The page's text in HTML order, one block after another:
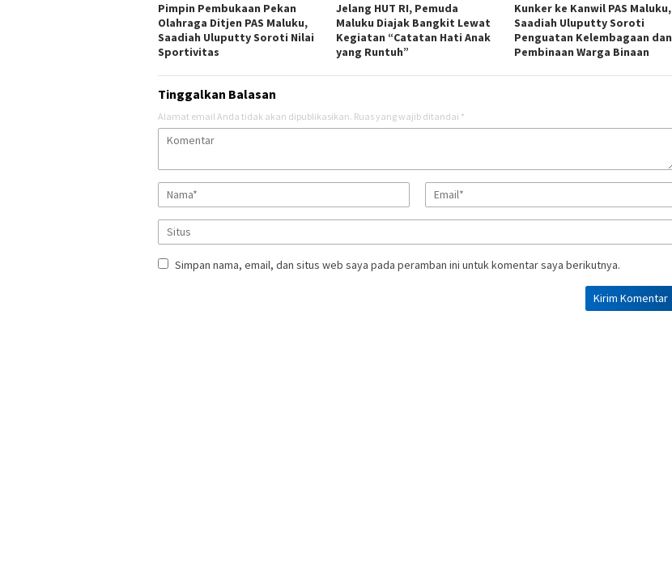
Pimpin Pembukaan Pekan
Olahraga Ditjen PAS Maluku,
Saadiah Uluputty Soroti Nilai
Sportivitas
Jelang HUT RI, Pemuda
Maluku Diajak Bangkit Lewat
Kegiatan “Catatan Hati Anak
yang Runtuh”
Kunker ke Kanwil PAS Maluku,
Saadiah Uluputty Soroti
Penguatan Kelembagaan dan
Pembinaan Warga Binaan
Tinggalkan Balasan
Alamat email Anda tidak akan dipublikasikan. Ruas yang wajib ditandai *
Simpan nama, email, dan situs web saya pada peramban ini untuk komentar saya berikutnya.